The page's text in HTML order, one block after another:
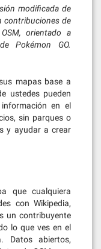
modificada de
contribuciones de
orientado a
Pokémon GO.
mapas base a
ustedes pueden
en el
sin parques o
y ayudar a crear
que cualquiera
con Wikipedia,
un contribuyente
lo que ves en el
Datos abiertos,